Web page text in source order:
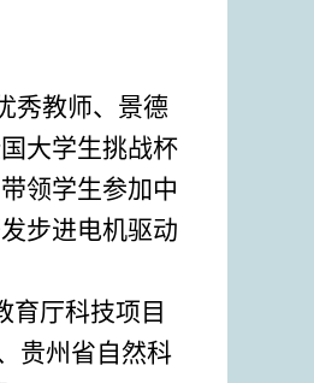
秀教师、景德
大学生挑战杯
领学生参加中
步进电机驱动
育厅科技项目
贵州省自然科